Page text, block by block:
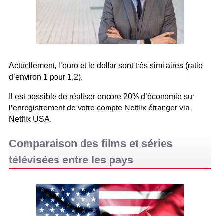
Actuellement, l’euro et le dollar sont très similaires (ratio
d’environ 1 pour 1,2).
Il est possible de réaliser encore 20% d’économie sur
l’enregistrement de votre compte Netflix étranger via
Netflix USA.
Comparaison des films et séries
télévisées entre les pays